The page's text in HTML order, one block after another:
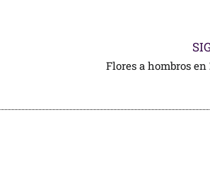
Flores a hombros en